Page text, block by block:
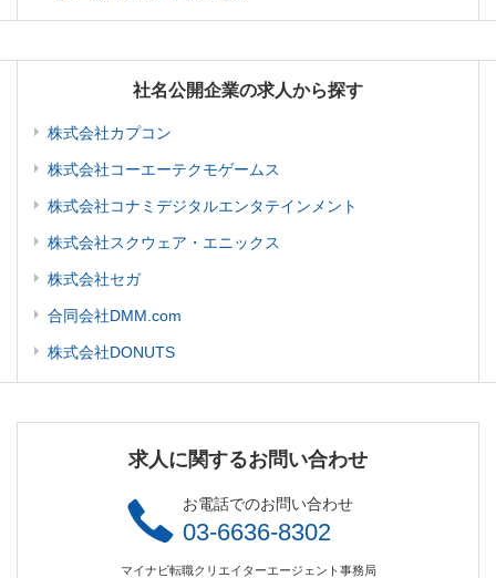
社名公開企業の求人から探す
株式会社カプコン
株式会社コーエーテクモゲームス
株式会社コナミデジタルエンタテインメント
株式会社スクウェア・エニックス
株式会社セガ
合同会社DMM.com
株式会社DONUTS
求人に関するお問い合わせ
お電話でのお問い合わせ
03-6636-8302
マイナビ転職クリエイターエージェント事務局